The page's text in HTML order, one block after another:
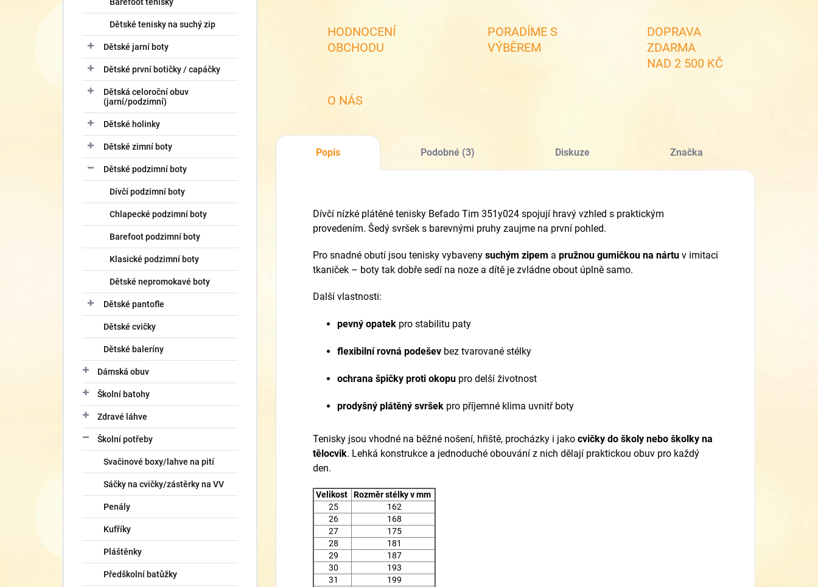
Dětské tenisky na suchý zip
Dětské jarní boty
Dětské první botičky / capáčky
Dětská celoroční obuv
(jarní/podzimní)
Dětské holinky
Dětské zimní boty
Dětské podzimní boty
Dívčí podzimní boty
Chlapecké podzimní boty
Barefoot podzimní boty
Klasické podzimní boty
Dětské nepromokavé boty
Dětské pantofle
Dětské cvičky
Dětské baleríny
Dámská obuv
Školní batohy
Zdravé láhve
Školní potřeby
Svačinové boxy/lahve na pití
Sáčky na cvičky/zástěrky na VV
Penály
Kufříky
Pláštěnky
Předškolní batůžky
HODNOCENÍ
OBCHODU
PORADÍME S
VÝBĚREM
DOPRAVA
ZDARMA
NAD 2 500 KČ
O NÁS
Popis Podobné (3) Diskuze Značka
Dívčí nízké plátěné tenisky Befado Tim 351y024 spojují hravý vzhled s praktickým
provedením. Šedý svršek s barevnými pruhy zaujme na první pohled.
Pro snadné obutí jsou tenisky vybaveny suchým zipem a pružnou gumičkou na nártu v imitaci
tkaniček – boty tak dobře sedí na noze a dítě je zvládne obout úplně samo.
Další vlastnosti:
pevný opatek pro stabilitu paty
flexibilní rovná podešev bez tvarované stélky
ochrana špičky proti okopu pro delší životnost
prodyšný plátěný svršek pro příjemné klima uvnitř boty
Tenisky jsou vhodné na běžné nošení, hřiště, procházky i jako cvičky do školy nebo školky na
tělocvik. Lehká konstrukce a jednoduché obouvání z nich dělají praktickou obuv pro každý
den.
Velikost
Rozměr stélky v mm
25
162
26
168
27
175
28
181
29
187
30
193
31
199